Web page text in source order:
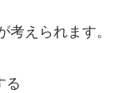
考えられます。
る